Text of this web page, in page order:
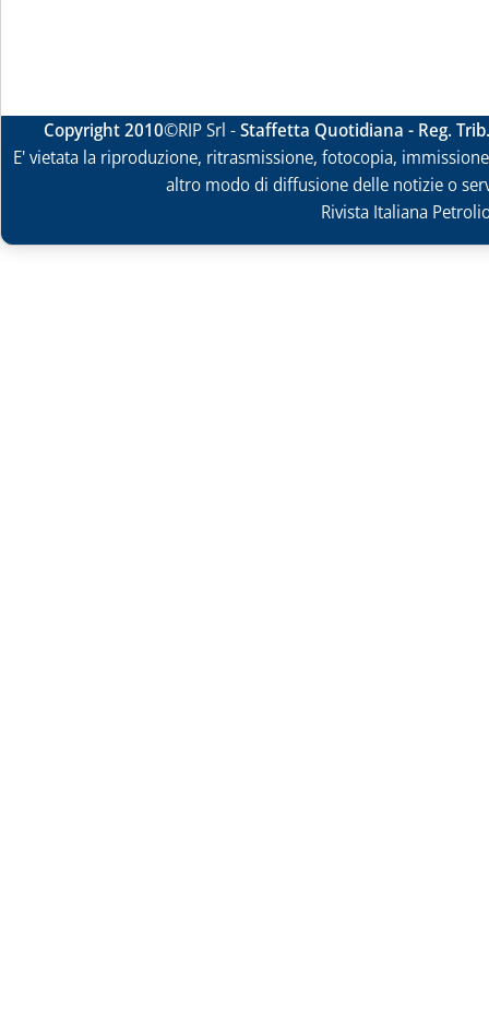
Copyright 2010©RIP Srl -Staffetta Quotidiana - Reg.
E' vietata la riproduzione, ritrasmissione, fotocopia,
altro modo di diffusione delle notizie o
Rivista Italiana